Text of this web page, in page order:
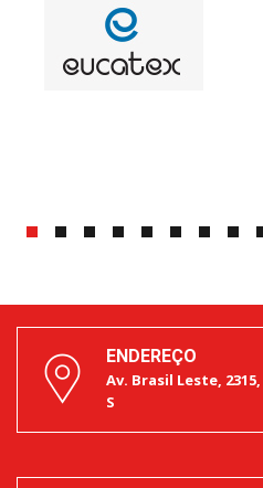
ENDEREÇO
Av. Brasil Leste,
S